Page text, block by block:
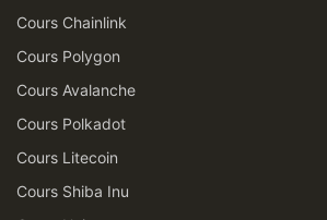
Cours Chainlink
Cours Polygon
Cours Avalanche
Cours Polkadot
Cours Litecoin
Cours Shiba Inu